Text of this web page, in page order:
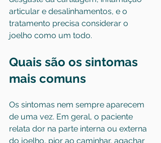
articular e desalinhamentos, e o
tratamento precisa considerar o
joelho como um todo.
Quais são os sintomas
mais comuns
Os sintomas nem sempre aparecem
de uma vez. Em geral, o paciente
relata dor na parte interna ou externa
do joelho, pior ao caminhar, agachar